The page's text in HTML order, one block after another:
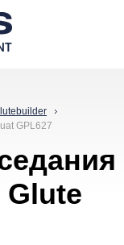
GPL627
Glute